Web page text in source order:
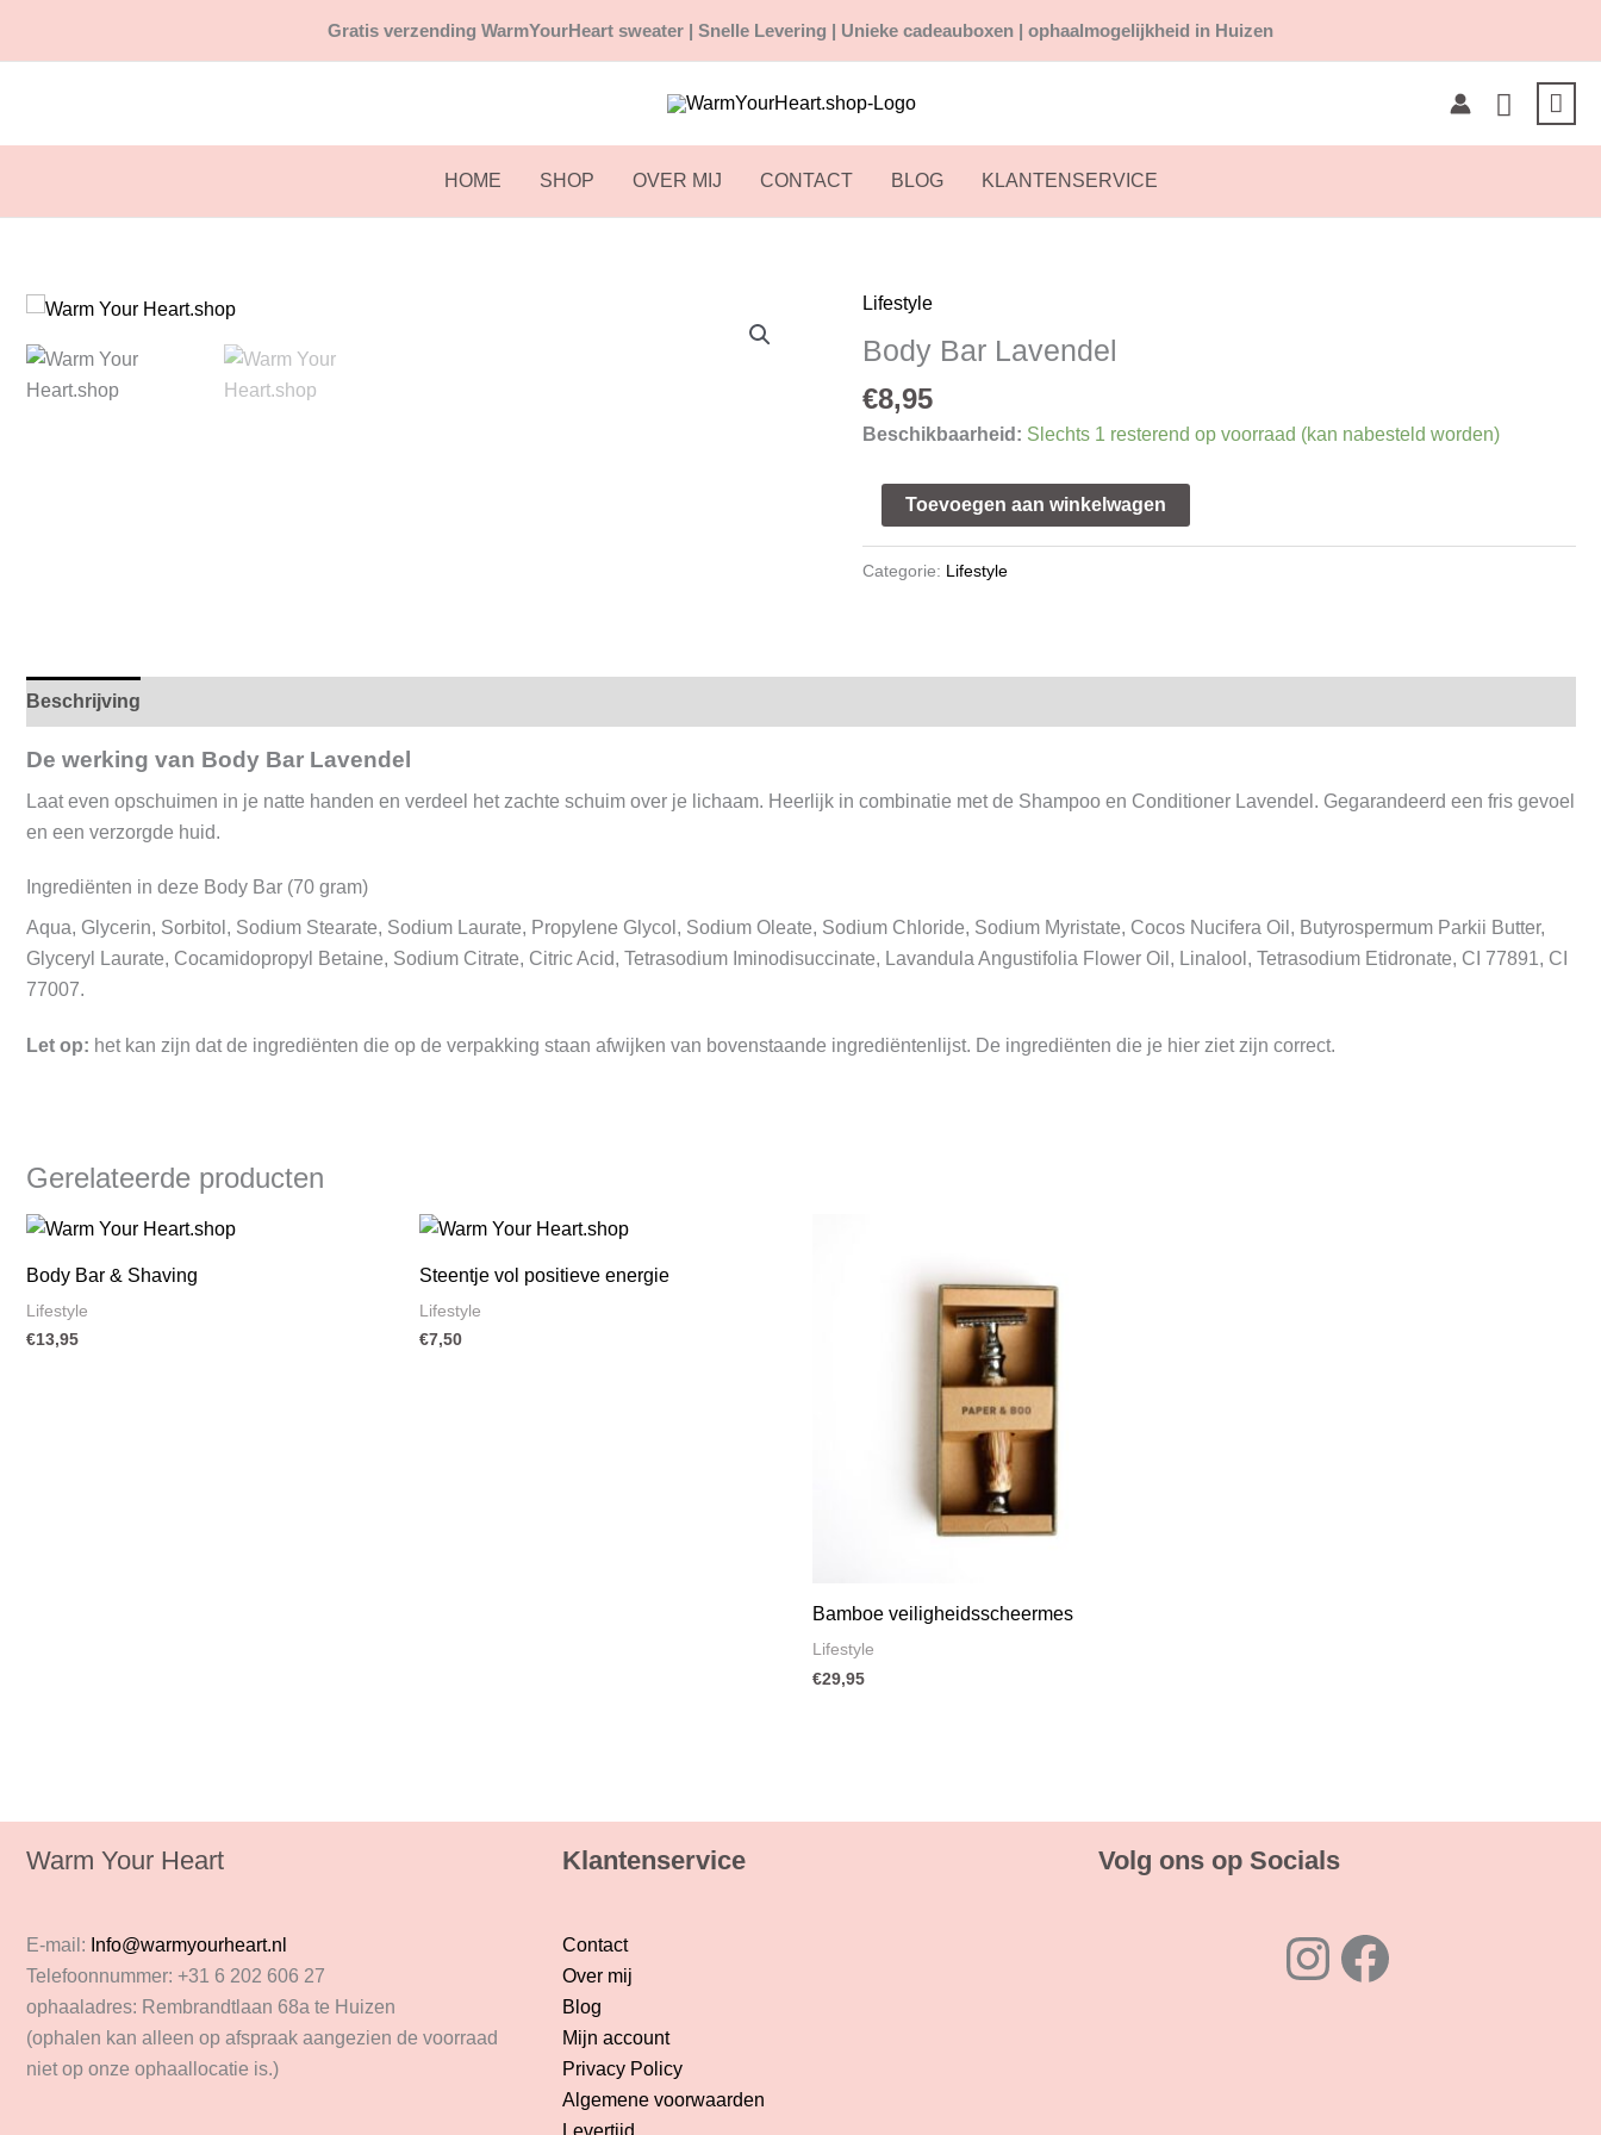
Gratis verzending WarmYourHeart sweater | Snelle Levering | Unieke cadeauboxen | ophaalmogelijkheid in Huizen
Zoeken
HOME SHOP OVER MIJ CONTACT BLOG KLANTENSERVICE
Lifestyle
Body Bar Lavendel
€8,95
Beschikbaarheid: Slechts 1 resterend op voorraad (kan nabesteld worden)
Body
Bar
Lavendel
aantal
Toevoegen aan winkelwagen
Categorie: Lifestyle
Beschrijving
De werking van Body Bar Lavendel
Laat even opschuimen in je natte handen en verdeel het zachte schuim over je lichaam. Heerlijk in combinatie met de Shampoo en Conditioner Lavendel. Gegarandeerd een fris gevoel
en een verzorgde huid.
Ingrediënten in deze Body Bar (70 gram)
Aqua, Glycerin, Sorbitol, Sodium Stearate, Sodium Laurate, Propylene Glycol, Sodium Oleate, Sodium Chloride, Sodium Myristate, Cocos Nucifera Oil, Butyrospermum Parkii Butter,
Glyceryl Laurate, Cocamidopropyl Betaine, Sodium Citrate, Citric Acid, Tetrasodium Iminodisuccinate, Lavandula Angustifolia Flower Oil, Linalool, Tetrasodium Etidronate, CI 77891, CI
77007.
Let op: het kan zijn dat de ingrediënten die op de verpakking staan afwijken van bovenstaande ingrediëntenlijst. De ingrediënten die je hier ziet zijn correct.
Gerelateerde producten
Body Bar & Shaving
Lifestyle
€13,95
Steentje vol positieve energie
Lifestyle
€7,50
Bamboe veiligheidsscheermes
Lifestyle
€29,95
Warm Your Heart
E-mail: Info@warmyourheart.nl
Telefoonnummer: +31 6 202 606 27
ophaaladres: Rembrandtlaan 68a te Huizen
(ophalen kan alleen op afspraak aangezien de voorraad
niet op onze ophaallocatie is.)
Klantenservice
Contact
Over mij
Blog
Mijn account
Privacy Policy
Algemene voorwaarden
Levertijd
Volg ons op Socials